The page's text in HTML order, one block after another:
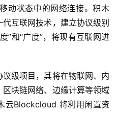
动状态中的网络连接。积木
互联网技术，建立协议级别
”和“广度”，将现有互联网进
级项目，其将在物联网、内
块链网络、边缘计算等领域
云Blockcloud 将利用闲置资